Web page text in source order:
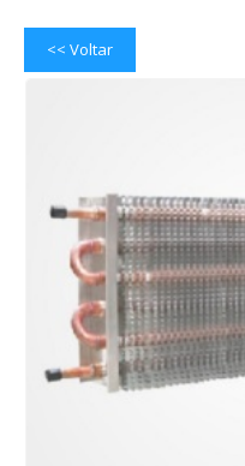
<< Voltar